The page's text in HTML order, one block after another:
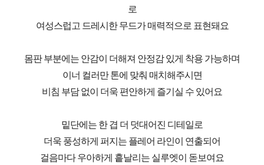
로
여성스럽고 드레시한 무드가 매력적으로 표현돼요
몸판 부분에는 안감이 더해져 안정감 있게 착용 가능하며
이너 컬러만 톤에 맞춰 매치해주시면
비침 부담 없이 더욱 편안하게 즐기실 수 있어요
밑단에는 한 겹 더 덧대어진 디테일로
더욱 풍성하게 퍼지는 플레어 라인이 연출되어
걸음마다 우아하게 흩날리는 실루엣이 돋보여요